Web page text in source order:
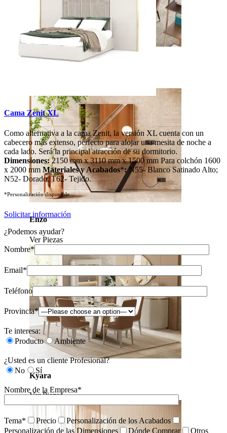
Enzo
Ver Piezas
Kyara
Ver Piezas
Cama Zenit XL
Como alternativa a la cama Zenit, la versión XL cuenta con un
cabecero más extenso, perfecto para alojar una mesita de noche a
cada lado. Será la principal atracción de su dormitorio.
Dimensiones:2150 mm x 3110 mm x 1500 mm Paracolchón 1600
x 2000 mm Materiales y Acabados*:N55- Blanco Satinado Alto;
N52- Dorado; T62- Tejido.
*Personalización disponible
Solicitar información
¿Podemos ayudar?
Nombre*
Email*
Teléfono
Provincia*
Te interesa:
Producto
Ambiente
¿Usted es un cliente Profesional?
No
Sí
Nombre de la Empresa*
Tema* Precio
Personalización de los Acabados
Personalización de las Dimensiones
Dónde Comprar Otros